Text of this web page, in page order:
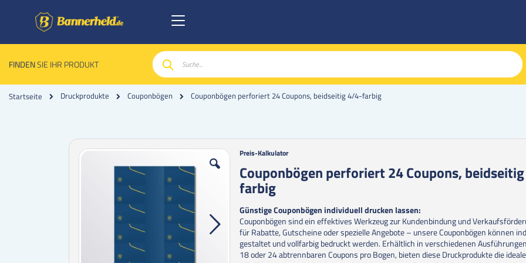
FINDENSIE IHR PRODUKT
Suche
Startseite Druckprodukte Couponbögen Couponbögen perforiert 24 Coupons, beidseitig 4/4-farbig
Zum
Zum
der
Bildgalerie
springen
Preis-Kalkulator
Couponbögen perforiert 24 Coupons,
farbig
Günstige Couponbögen individuell drucken lassen:
Couponbögen sind ein effektives Werkzeug zur Kundenbindung und
für Rabatte, Gutscheine oder spezielle Angebote – unsere Couponbögen können
gestaltet und vollfarbig bedruckt werden. Erhältlich in verschiedenen
18 oder 24 abtrennbaren Coupons pro Bogen, bieten diese Druckprodukte die ideale